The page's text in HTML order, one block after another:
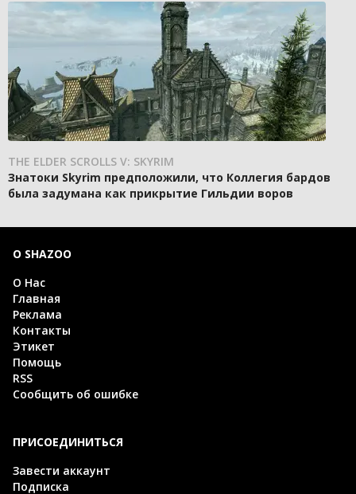
THE ELDER SCROLLS V: SKYRIM
Знатоки Skyrim предположили, что Коллегия бардов
была задумана как прикрытие Гильдии воров
О SHAZOO
О Нас
Главная
Реклама
Контакты
Этикет
Помощь
RSS
Сообщить об ошибке
ПРИСОЕДИНИТЬСЯ
Завести аккаунт
Подписка